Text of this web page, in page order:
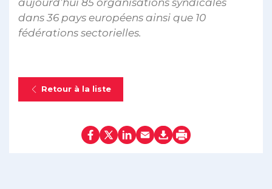
aujourd’hui 85 organisations syndicales
dans 36 pays européens ainsi que 10
fédérations sectorielles.
Retour à la liste